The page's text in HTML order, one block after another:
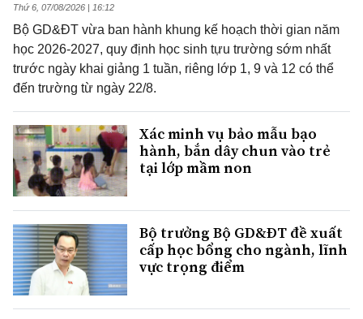
Thứ 6, 07/08/2026 | 16:12
Bộ GD&ĐT vừa ban hành khung kế hoạch thời gian năm
học 2026-2027, quy định học sinh tựu trường sớm nhất
trước ngày khai giảng 1 tuần, riêng lớp 1, 9 và 12 có thể
đến trường từ ngày 22/8.
Xác minh vụ bảo mẫu bạo
hành, bắn dây chun vào trẻ
tại lớp mầm non
Bộ trưởng Bộ GD&ĐT đề xuất
cấp học bổng cho ngành, lĩnh
vực trọng điểm